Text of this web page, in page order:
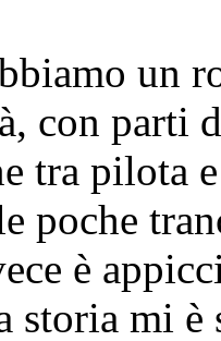
un
con parti
tra pilota
poche
è
storia mi è